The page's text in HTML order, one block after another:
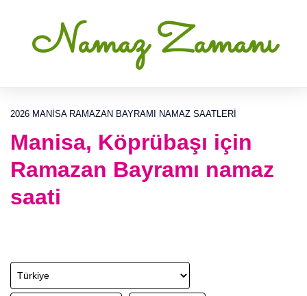
Namaz Zamanı
2026 MANISA RAMAZAN BAYRAMI NAMAZ SAATLERI
Manisa, Köprübaşı için
Ramazan Bayramı namaz
saati